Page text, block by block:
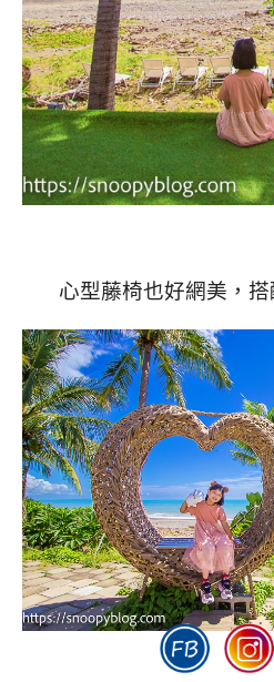
心型藤椅也好網美，